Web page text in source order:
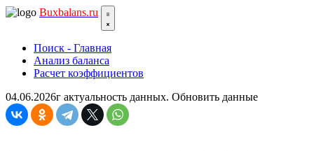
Buxbalans.ru
Поиск - Главная
Анализ баланса
Расчет коэффициентов
04.06.2026г актуальность данных. Обновить данные